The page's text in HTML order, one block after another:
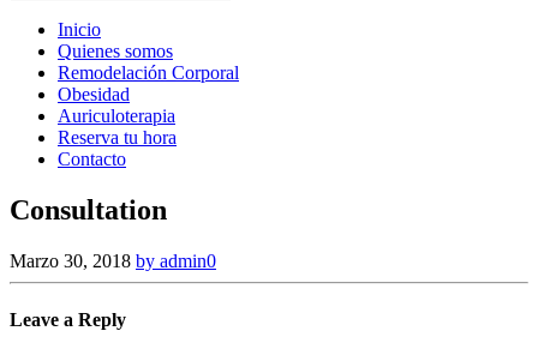
Inicio
Quienes somos
Remodelación Corporal
Obesidad
Auriculoterapia
Reserva tu hora
Contacto
Consultation
Marzo 30, 2018 by admin0
Leave a Reply